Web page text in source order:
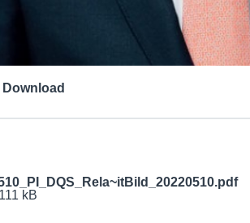
Download
kB